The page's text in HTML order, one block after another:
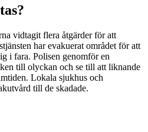
vidtagit flera åtgärder för att
har evakuerat området för att
i fara. Polisen genomför en
till olyckan och se till att liknande
Lokala sjukhus och
till de skadade.